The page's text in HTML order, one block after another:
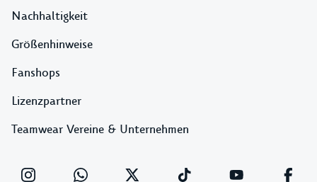
Nachhaltigkeit
Größenhinweise
Fanshops
Lizenzpartner
Teamwear Vereine & Unternehmen